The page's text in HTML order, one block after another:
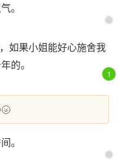
。
如果小姐能好心施舍我
的。
1
。